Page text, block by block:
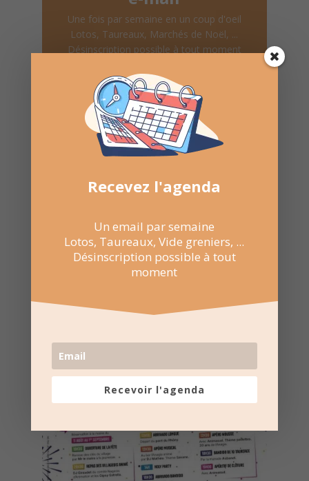
Une fois par semaine en un coup d'oeil
Lotos, Taureaux, Marchés de Noël, ...
Désinscription possible à tout moment
Recevoir l'agenda chaque
semaine
Nombre de consultations : 662
Recevez l'agenda
Un email par semaine
Lotos, Taureaux, Vide greniers, ...
Désinscription possible à tout
moment
Recevoir l'agenda